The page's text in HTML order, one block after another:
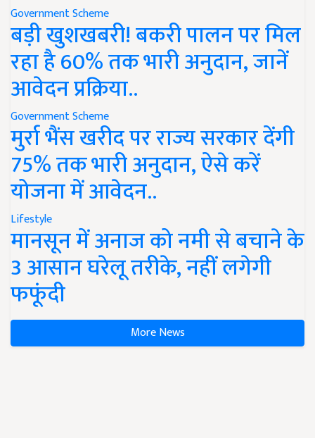
Government Scheme
बड़ी खुशखबरी! बकरी पालन पर मिल
रहा है 60% तक भारी अनुदान, जानें
आवेदन प्रक्रिया..
Government Scheme
मुर्रा भैंस खरीद पर राज्य सरकार देंगी
75% तक भारी अनुदान, ऐसे करें
योजना में आवेदन..
Lifestyle
मानसून में अनाज को नमी से बचाने के
3 आसान घरेलू तरीके, नहीं लगेगी
फफूंदी
More News